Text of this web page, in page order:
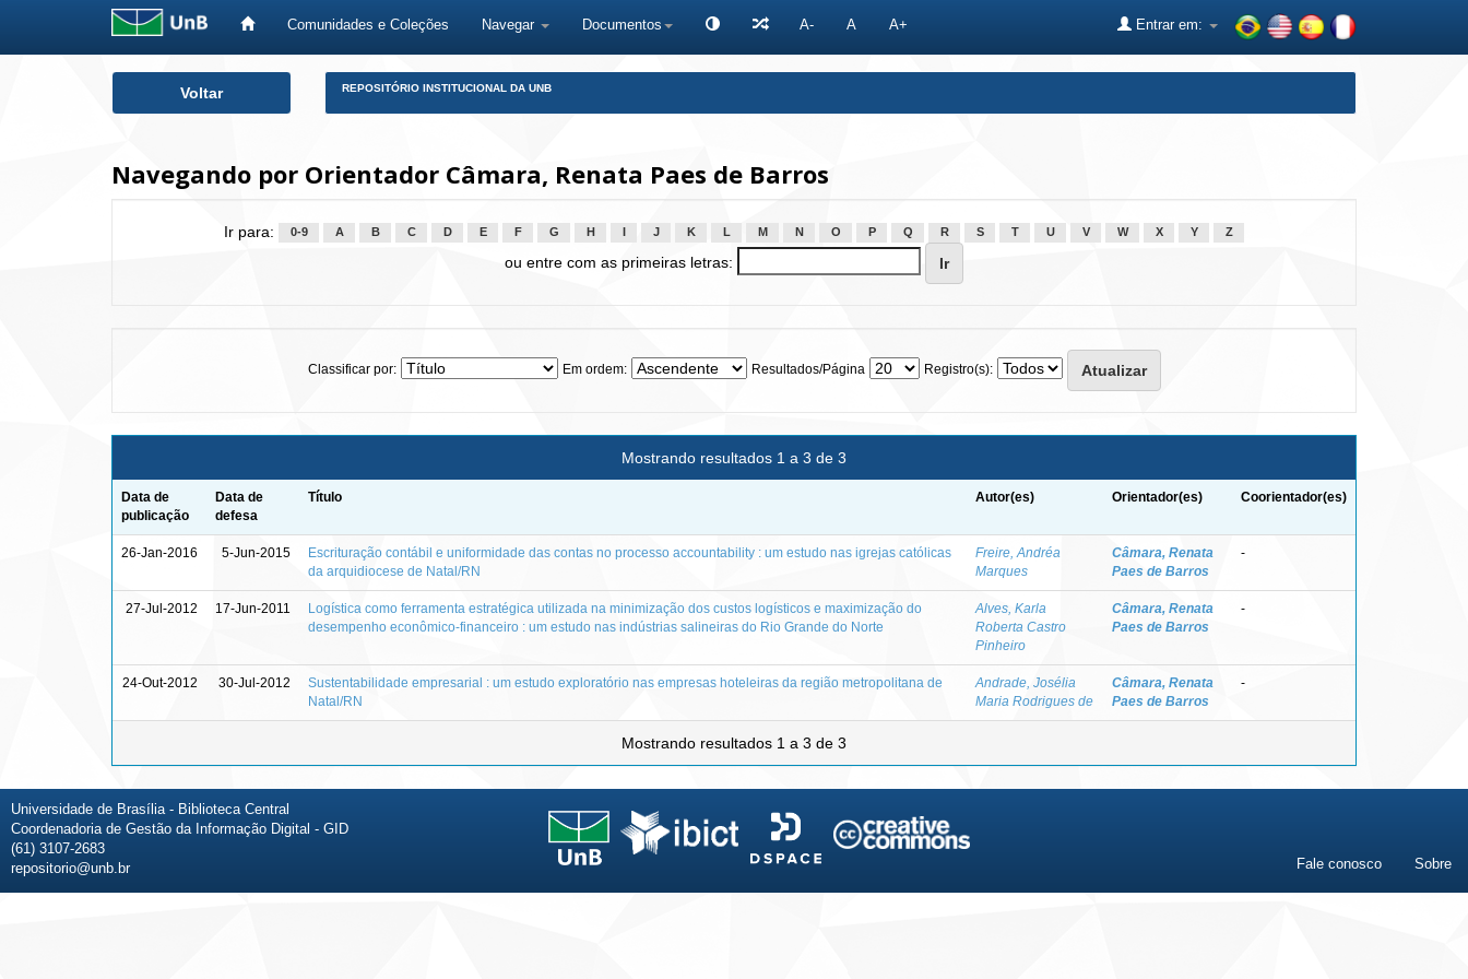
Comunidades e Coleções Navegar Documentos A- A A+ Entrar em:
Voltar REPOSITÓRIO INSTITUCIONAL DA UNB
Navegando por Orientador Câmara, Renata Paes de Barros
Ir para: 0-9 A B C D E F G H J K L M N O P Q R S T U V W X Y Z
ou entre com as primeiras letras:
Classificar por: Em ordem: Resultados/Página Registro(s):
Mostrando resultados 1 a 3 de 3
Data de
publicação
Data de
defesa
Título Autor(es) Orientador(es) Coorientador(es)
26-Jan-2016 5-Jun-2015
Escrituração contábil e uniformidade das contas no processo accountability : um estudo nas igrejas católicas
da arquidiocese de Natal/RN
Freire, Andréa
Marques
Câmara, Renata
Paes de Barros
-
27-Jul-2012 17-Jun-2011
Logística como ferramenta estratégica utilizada na minimização dos custos logísticos e maximização do
desempenho econômico-financeiro : um estudo nas indústrias salineiras do Rio Grande do Norte
Alves, Karla
Roberta Castro
Pinheiro
Câmara, Renata
Paes de Barros
-
24-Out-2012 30-Jul-2012
Sustentabilidade empresarial : um estudo exploratório nas empresas hoteleiras da região metropolitana de
Natal/RN
Andrade, Josélia
Maria Rodrigues de
Câmara, Renata
Paes de Barros
-
Mostrando resultados 1 a 3 de 3
Universidade de Brasília - Biblioteca Central
Coordenadoria de Gestão da Informação Digital - GID
(61) 3107-2683
repositorio@unb.br
Fale conosco Sobre